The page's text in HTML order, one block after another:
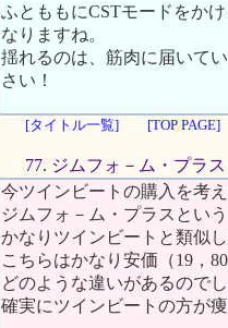
ふとももにCSTモードをか
なりますね。
揺れるのは、筋肉に届いて
さい！
[タイトル一覧] [TOP PAGE]
77. ジムフォ－ム・プラス
今ツインビートの購入を考
ジムフォ－ム・プラスという
かなりツインビートと類似
こちらはかなり安価（19，
どのような違いがあるので
確実にツインビートの方が